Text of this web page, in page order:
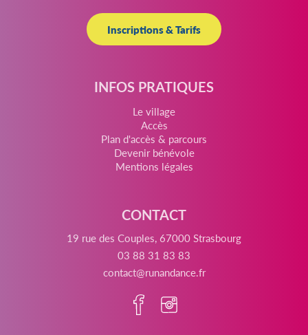
Inscriptions & Tarifs
INFOS PRATIQUES
Le village
Accès
Plan d'accès & parcours
Devenir bénévole
Mentions légales
CONTACT
19 rue des Couples, 67000 Strasbourg
03 88 31 83 83
contact@runandance.fr